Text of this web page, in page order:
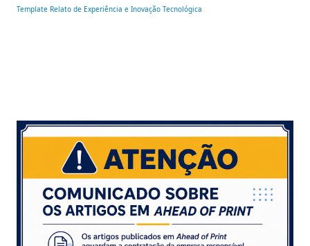
Template Relato de Experiência e Inovação Tecnológica